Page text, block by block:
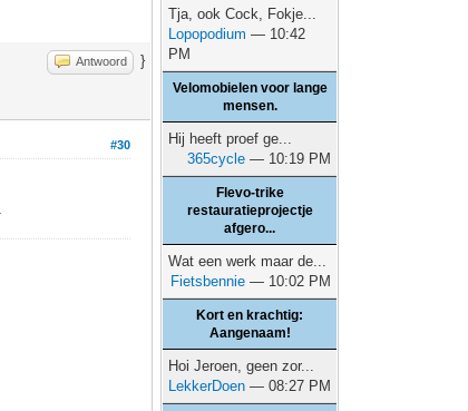
Antwoord }
#30
Tja, ook Cock, Fokje...
Lopopodium — 10:42
PM
Velomobielen voor lange
mensen.
Hij heeft proef ge...
365cycle — 10:19 PM
Flevo-trike
restauratieprojectje
afgero...
Wat een werk maar de...
Fietsbennie — 10:02 PM
Kort en krachtig:
Aangenaam!
Hoi Jeroen, geen zor...
LekkerDoen — 08:27 PM